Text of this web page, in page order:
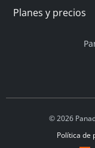
Planes y precios
© 2026
Política de